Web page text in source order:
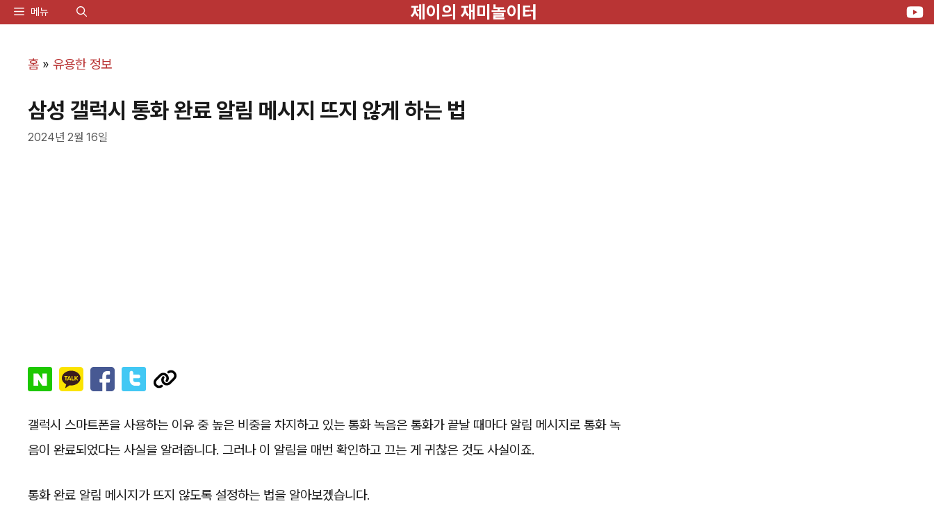
제이의 재미놀이터
메뉴
홈 » 유용한 정보
삼성 갤럭시 통화 완료 알림 메시지 뜨지 않게 하는 법
2024년 2월 16일
갤럭시 스마트폰을 사용하는 이유 중 높은 비중을 차지하고 있는 통화 녹음은 통화가 끝날 때마다 알림 메시지로 통화 녹
음이 완료되었다는 사실을 알려줍니다. 그러나 이 알림을 매번 확인하고 끄는 게 귀찮은 것도 사실이죠.
통화 완료 알림 메시지가 뜨지 않도록 설정하는 법을 알아보겠습니다.